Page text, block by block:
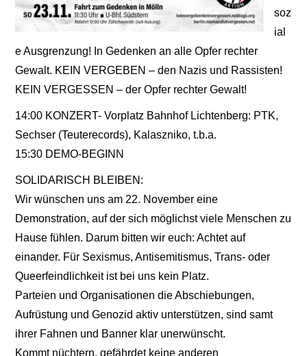
soz
ial
e Ausgrenzung! In Gedenken an alle Opfer rechter
Gewalt. KEIN VERGEBEN – den Nazis und Rassisten!
KEIN VERGESSEN – der Opfer rechter Gewalt!
14:00 KONZERT- Vorplatz Bahnhof Lichtenberg: PTK,
Sechser (Teuterecords), Kalaszniko, t.b.a.
15:30 DEMO-BEGINN
SOLIDARISCH BLEIBEN:
Wir wünschen uns am 22. November eine
Demonstration, auf der sich möglichst viele Menschen zu
Hause fühlen. Darum bitten wir euch: Achtet auf
einander. Für Sexismus, Antisemitismus, Trans- oder
Queerfeindlichkeit ist bei uns kein Platz.
Parteien und Organisationen die Abschiebungen,
Aufrüstung und Genozid aktiv unterstützen, sind samt
ihrer Fahnen und Banner klar unerwünscht.
Kommt nüchtern, gefährdet keine anderen